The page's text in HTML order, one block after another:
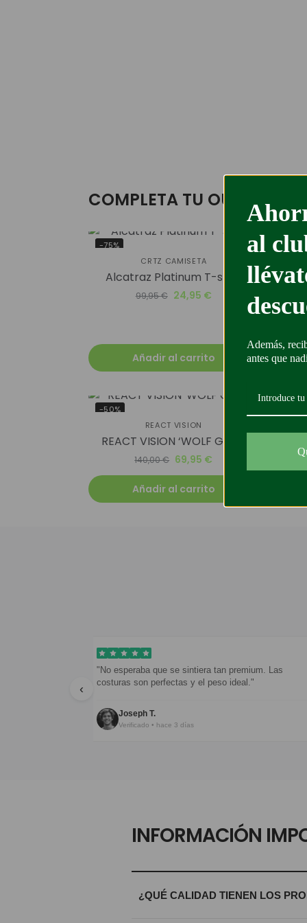
COMPLETA TU OUTFIT
-75%
CRTZ CAMISETA
Alcatraz Platinum T-shirt
99,95€ 24,95 €
Añadir al carrito
-
-50%
REACT VISION
REACT VISION ‘WOLF GREY’
140,00€ 69,95 €
Añadir al carrito
‹
"No esperaba que se sintiera tan premium. Las
costuras son perfectas y el peso ideal."
Joseph T.
Verificado • hace 3 días
INFORMACIÓN
¿QUÉ CALIDAD TIENEN LOS
al
Además,
antes que